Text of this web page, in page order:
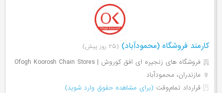
کارمند فروشگاه (محمودآباد) (۲۵ روز پیش)
فروشگاه های زنجیره ای افق کوروش | Ofogh Koorosh Chain Stores
مازندران، محمودآباد
قرارداد تمام‌وقت (برای مشاهده حقوق وارد شوید)